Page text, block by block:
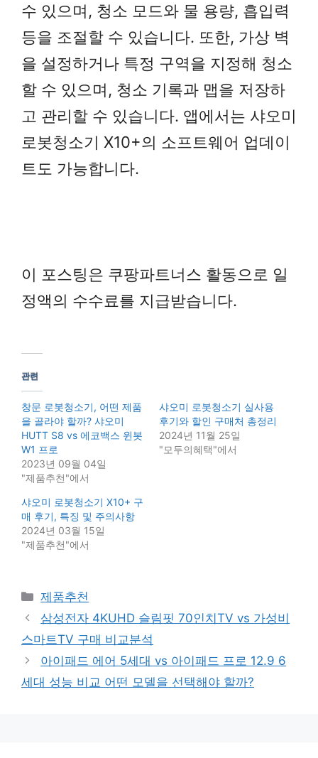
수 있으며, 청소 모드와 물 용량, 흡입력
등을 조절할 수 있습니다. 또한, 가상 벽
을 설정하거나 특정 구역을 지정해 청소
할 수 있으며, 청소 기록과 맵을 저장하
고 관리할 수 있습니다. 앱에서는 샤오미
로봇청소기 X10+의 소프트웨어 업데이
트도 가능합니다.
이 포스팅은 쿠팡파트너스 활동으로 일
정액의 수수료를 지급받습니다.
관련
창문 로봇청소기, 어떤 제품
을 골라야 할까? 샤오미
HUTT S8 vs 에코백스 윈봇
W1 프로
2023년 09월 04일
"제품추천"에서
샤오미 로봇청소기 실사용
후기와 할인 구매처 총정리
2024년 11월 25일
"모두의혜택"에서
샤오미 로봇청소기 X10+ 구
매 후기, 특징 및 주의사항
2024년 03월 15일
"제품추천"에서
Categories
제품추천
삼성전자 4KUHD 슬림핏 70인치TV vs 가성비
스마트TV 구매 비교분석
아이패드 에어 5세대 vs 아이패드 프로 12.9 6
세대 성능 비교 어떤 모델을 선택해야 할까?